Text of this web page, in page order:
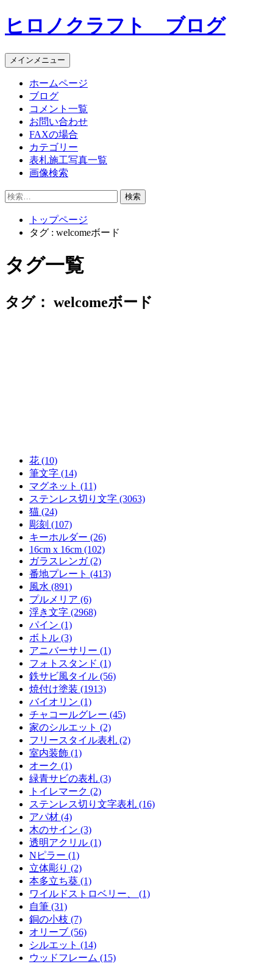
コ
ン
ン
ツ
ヒロノクラフト ブログ
メインメニュー
ホームページ
ブログ
コメント一覧
お問い合わせ
FAXの場合
カテゴリー
表札施工写真一覧
画像検索
検
トップページ
タグ : welcomeボード
タグ一覧
タグ： welcomeボード
花 (10)
筆文字 (14)
マグネット (11)
ステンレス切り文字 (3063)
猫 (24)
彫刻 (107)
キーホルダー (26)
16cm x 16cm (102)
ガラスレンガ (2)
番地プレート (413)
風水 (891)
プルメリア (6)
浮き文字 (2968)
パイン (1)
ボトル (3)
アニバーサリー (1)
フォトスタンド (1)
鉄サビ風タイル (56)
焼付け塗装 (1913)
バイオリン (1)
チャコールグレー (45)
家のシルエット (2)
フリースタイル表札 (2)
室内装飾 (1)
オーク (1)
緑青サビの表札 (3)
トイレマーク (2)
ステンレス切り文字表札 (16)
アパ材 (4)
木のサイン (3)
透明アクリル (1)
Nピラー (1)
立体彫り (2)
本多立ち葵 (1)
ワイルドストロベリー、 (1)
自筆 (31)
銅の小枝 (7)
オリーブ (56)
シルエット (14)
ウッドフレーム (15)